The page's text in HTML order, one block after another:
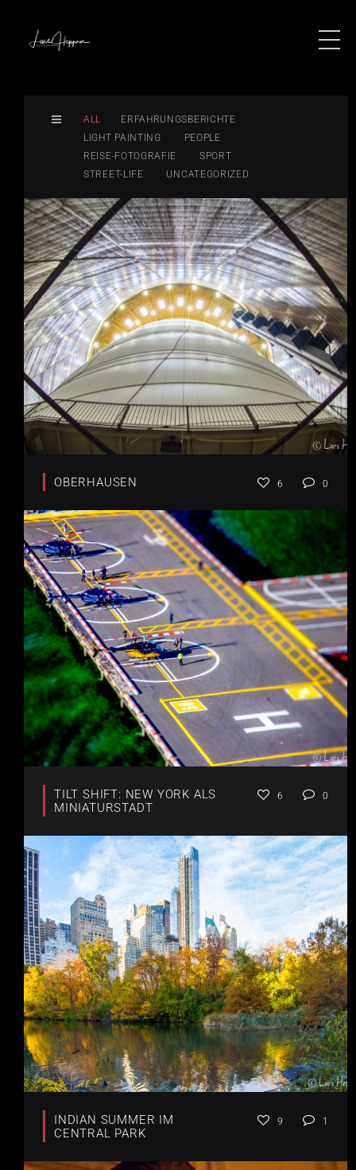
ALL
ERFAHRUNGSBERICHTE
LIGHT PAINTING
PEOPLE
REISE-FOTOGRAFIE
SPORT
STREET-LIFE
UNCATEGORIZED
OBERHAUSEN 6 0
TILT SHIFT: NEW YORK ALS
MINIATURSTADT
6 0
INDIAN SUMMER IM
CENTRAL PARK
9 1